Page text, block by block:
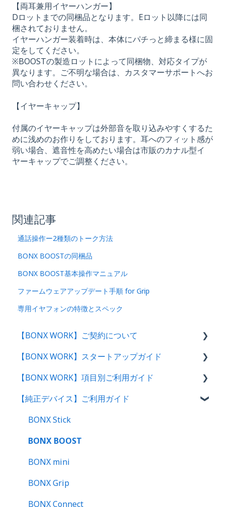
【両耳兼用イヤーハンガー】
Dロットまでの同梱品となります。Eロット以降には同
梱されておりません。
イヤーハンガー装着時は、本体にパチっと締まる様に固
定をしてください。
※BOOSTの製造ロットによって同梱物、対応タイプが
異なります。ご不明な場合は、カスタマーサポートへお
問い合わせください。
【イヤーキャップ】
付属のイヤーキャップは外部音を取り込みやすくするた
めに浅めのお作りをしております。耳へのフィット感が
弱い場合、遮音性を高めたい場合は市販のカナル型イ
ヤーキャップでご調整ください。
関連記事
通話操作ー2種類のトーク方法
BONX BOOSTの同梱品
BONX BOOST基本操作マニュアル
ファームウェアアップデート手順 for Grip
専用イヤフォンの特徴とスペック
【BONX WORK】ご契約について
サービス概要・利用環境
料金プランのご案内
決済方法について
BONX WORKサポートについて
解約をご検討のお客様へ
【BONX WORK】スタートアップガイド
スタートアップガイド・動画
管理者向け操作ガイド
アプリユーザー向け操作ガイド｜ログイン方法
【BONX WORK】項目別ご利用ガイド
グループトークの始め方
テナント・アカウント作成〜ログイン
管理コンソール操作ガイド【管理者・マネー
内
【純正デバイス】ご利用ガイド
BONX Stick
BONX BOOST
BONX mini
BONX Grip
BONX Connect